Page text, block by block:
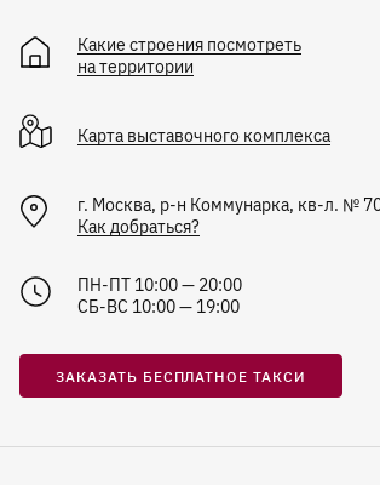
Какие строения посмотреть
на территории
Карта выставочного комплекса
г. Москва, р-н Коммунарка, кв-л. №
Как добраться?
ПН-ПТ 10:00 — 20:00
СБ-ВС 10:00 — 19:00
ЗАКАЗАТЬ БЕСПЛАТНОЕ ТАКСИ